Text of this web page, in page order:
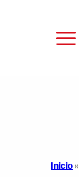
Inicio »